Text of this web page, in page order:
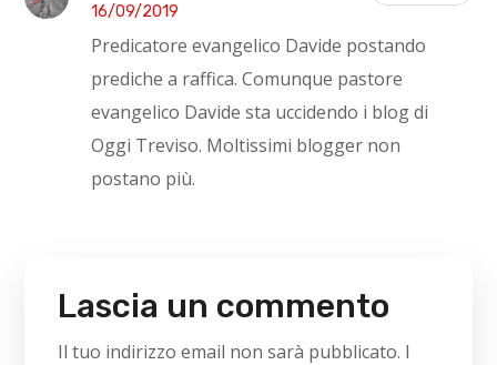
16/09/2019
Predicatore evangelico Davide postando
prediche a raffica. Comunque pastore
evangelico Davide sta uccidendo i blog di
Oggi Treviso. Moltissimi blogger non
postano più.
Lascia un commento
Il tuo indirizzo email non sarà pubblicato. I